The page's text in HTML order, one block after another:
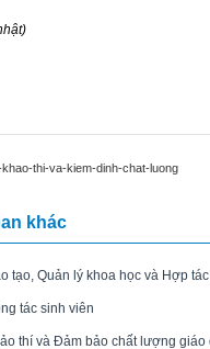
khao-thi-va-kiem-dinh-chat-luong
khác
tạo, Quản lý khoa học và Hợp
tác sinh viên
thí và Đảm bảo chất lượng giáo